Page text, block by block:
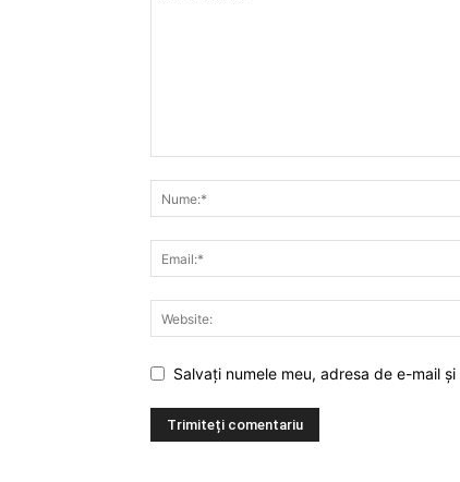
Salvați numele meu, adresa de e-mail